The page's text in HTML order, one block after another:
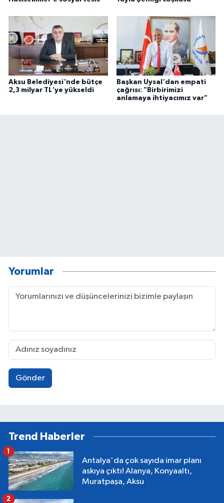
Aksu Belediyesi'nde bütçe
2,3 milyar TL'ye yükseldi
Başkan Uysal'dan empati
çağrısı: "Birbirimizi
anlamaya ihtiyacımız var"
Yorumlar
Gönder
Trend Haberler
Antalya'da çok sayıda imar planı
askıya çıktı! Alanya, Konyaaltı,
Muratpaşa, Aksu
1
2